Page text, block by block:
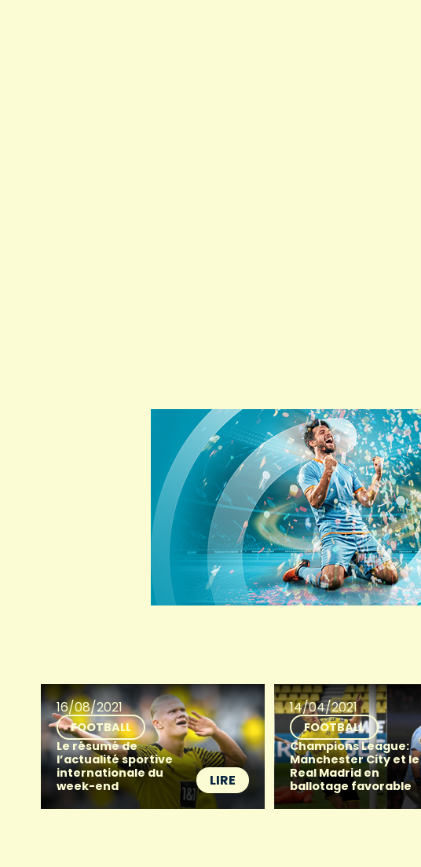
16/08/2021
FOOTBALL
Le résumé de
l’actualité sportive
internationale du
week-end
LIRE
14/04/2021
FOOTBALL
Champions League:
Manchester City et le
Real Madrid en
ballotage favorable